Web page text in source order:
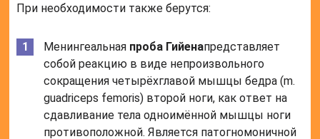
При необходимости также берутся:
Менингеальная проба Гийенапредставляет
собой реакцию в виде непроизвольного
сокращения четырёхглавой мышцы бедра (m.
guadriceps femoris) второй ноги, как ответ на
сдавливание тела одноимённой мышцы ноги
противоположной. Является патогномоничной